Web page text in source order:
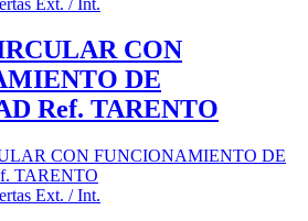
CON
DE
Ref. TARENTO
Ext. / Int.